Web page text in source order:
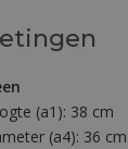
(a1): 38 cm
(a4): 36 cm